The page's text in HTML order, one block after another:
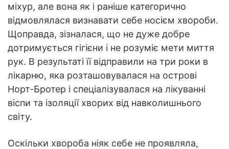
міхур, але вона як і раніше категорично
відмовлялася визнавати себе носієм хвороби.
Щоправда, зізналася, що не дуже добре
дотримується гігієни і не розуміє мети миття
рук. В результаті її відправили на три роки в
лікарню, яка розташовувалася на острові
Норт-Бротер і спеціалізувалася на лікуванні
віспи та ізоляції хворих від навколишнього
світу.
Оскільки хвороба ніяк себе не проявляла,